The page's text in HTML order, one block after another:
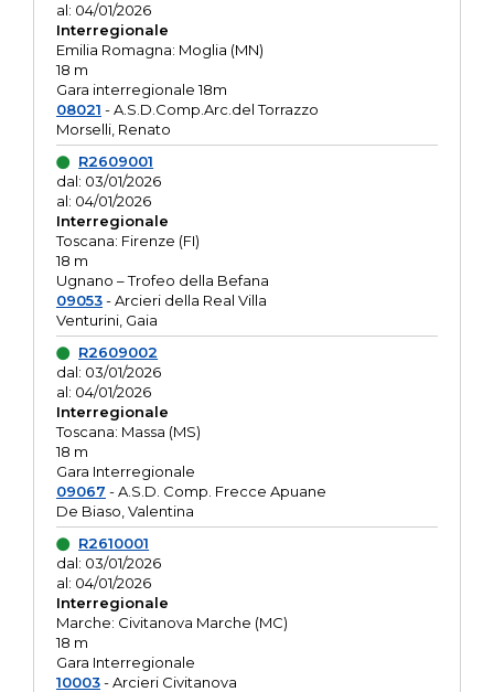
al: 04/01/2026
Interregionale
Emilia Romagna: Moglia (MN)
18 m
Gara interregionale 18m
08021 - A.S.D.Comp.Arc.del Torrazzo
Morselli, Renato
R2609001
dal: 03/01/2026
al: 04/01/2026
Interregionale
Toscana: Firenze (FI)
18 m
Ugnano – Trofeo della Befana
09053- Arcieri della Real Villa
Venturini, Gaia
R2609002
dal: 03/01/2026
al: 04/01/2026
Interregionale
Toscana: Massa (MS)
18 m
Gara Interregionale
09067 - A.S.D. Comp. Frecce Apuane
De Biaso, Valentina
R2610001
dal: 03/01/2026
al: 04/01/2026
Interregionale
Marche: Civitanova Marche (MC)
18 m
Gara Interregionale
10003- Arcieri Civitanova